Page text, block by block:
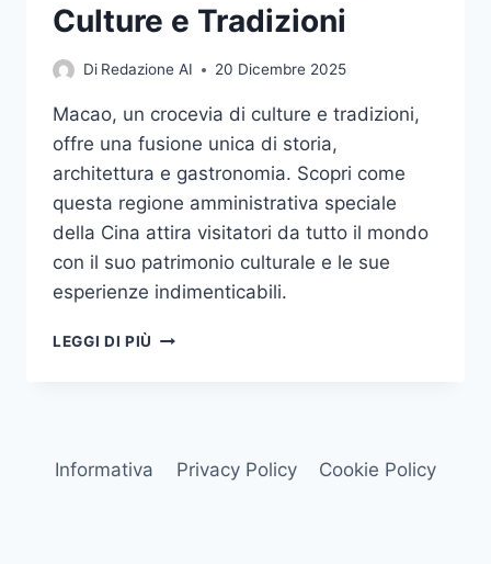
Culture e Tradizioni
Di Redazione AI 20 Dicembre 2025
Macao, un crocevia di culture e tradizioni,
offre una fusione unica di storia,
architettura e gastronomia. Scopri come
questa regione amministrativa speciale
della Cina attira visitatori da tutto il mondo
con il suo patrimonio culturale e le sue
esperienze indimenticabili.
LEGGI DI PIÙ MACAO:
TRADIZIONI
Informativa Privacy Policy Cookie Policy